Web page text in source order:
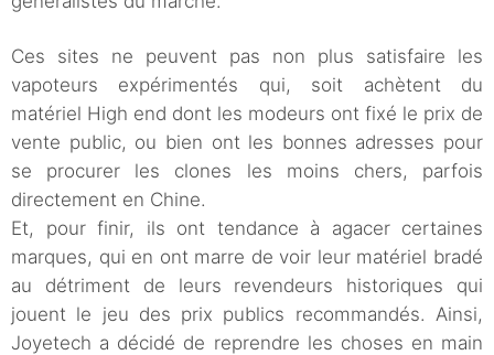
Ces sites ne peuvent pas non plus satisfaire les
vapoteurs expérimentés qui, soit achètent du
matériel High end dont les modeurs ont fixé le prix de
vente public, ou bien ont les bonnes adresses pour
se procurer les clones les moins chers, parfois
directement en Chine.
Et, pour finir, ils ont tendance à agacer certaines
marques, qui en ont marre de voir leur matériel bradé
au détriment de leurs revendeurs historiques qui
jouent le jeu des prix publics recommandés. Ainsi,
Joyetech a décidé de reprendre les choses en main